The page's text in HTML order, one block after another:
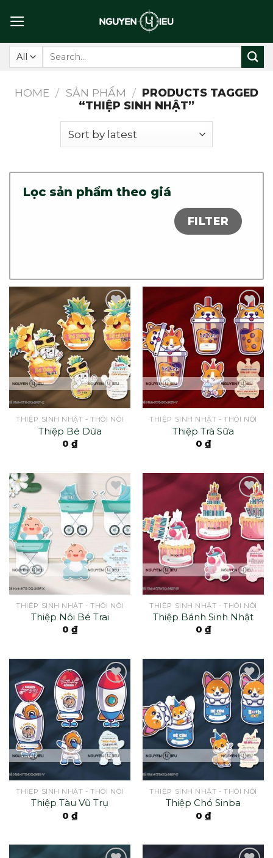
content
Search
HOME / SẢN PHẨM / PRODUCTS TAGGED
“THIỆP SINH NHẬT”
Lọc sản phẩm theo giá
FILTER
THIỆP SINH NHẬT - THÔI NÔI
Thiệp Bé Dứa
0 ₫
THIỆP SINH NHẬT - THÔI NÔI
Thiệp Trà Sữa
0 ₫
THIỆP SINH NHẬT - THÔI NÔI
Thiệp Nôi Bé Trai
0 ₫
THIỆP SINH NHẬT - THÔI NÔI
Thiệp Bánh Sinh Nhật
0 ₫
THIỆP SINH NHẬT - THÔI NÔI
Thiệp Tàu Vũ Trụ
0 ₫
THIỆP SINH NHẬT - THÔI NÔI
Thiệp Chó Sinba
0 ₫